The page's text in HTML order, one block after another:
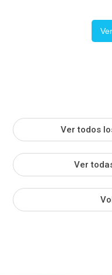
Ver todos
Ver